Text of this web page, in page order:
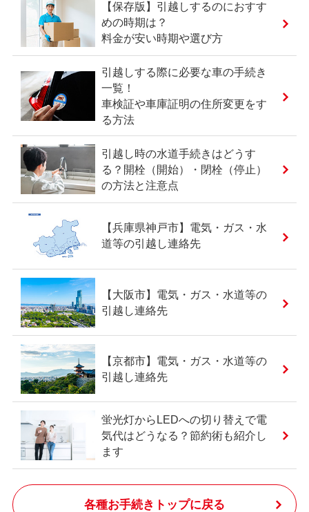
【保存版】引越しするのにおすす
めの時期は？
料金が安い時期や選び方
引越しする際に必要な車の手続き
一覧！
車検証や車庫証明の住所変更をす
る方法
引越し時の水道手続きはどうす
る？開栓（開始）・閉栓（停止）
の方法と注意点
【兵庫県神戸市】電気・ガス・水
道等の引越し連絡先
【大阪市】電気・ガス・水道等の
引越し連絡先
【京都市】電気・ガス・水道等の
引越し連絡先
蛍光灯からLEDへの切り替えで電
気代はどうなる？節約術も紹介し
ます
各種お手続きトップに戻る